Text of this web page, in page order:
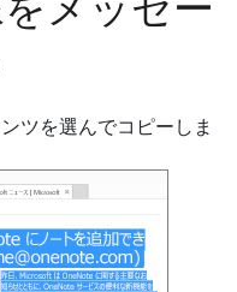
ツを選んでコピーしま